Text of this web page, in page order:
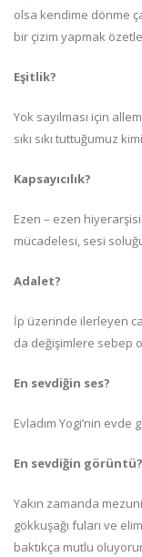
olsa kendime dönme
bir çizim yapmak
Eşitlik?
Yok sayılması için
sıkı sıkı tuttuğumuz
Kapsayıcılık?
Ezen – ezen
mücadelesi, sesi
Adalet?
İp üzerinde ilerleyen
da değişimlere sebep
En sevdiğin ses?
Evladım Yogi’nin evde
En sevdiğin görüntü?
Yakın zamanda
gökkuşağı fuları ve
baktıkça mutlu